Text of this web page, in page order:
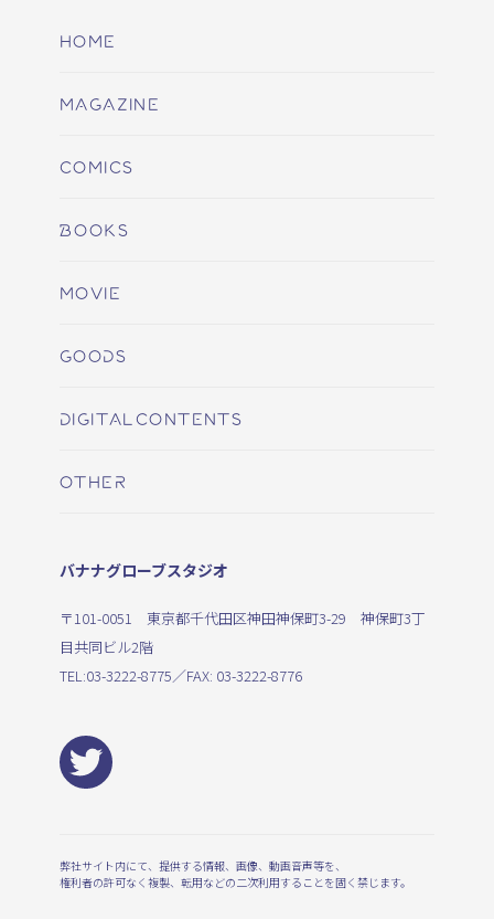
HOME
MAGAZINE
COMICS
BOOKS
MOVIE
GOODS
DIGITALCONTENTS
OTHER
バナナグローブスタジオ
〒101-0051 東京都千代田区神田神保町3-29 神保町3丁
目共同ビル2階
TEL:03-3222-8775／FAX: 03-3222-8776
弊社サイト内にて、提供する情報、画像、動画音声等を、
権利者の許可なく複製、転用などの二次利用することを固く禁じます。